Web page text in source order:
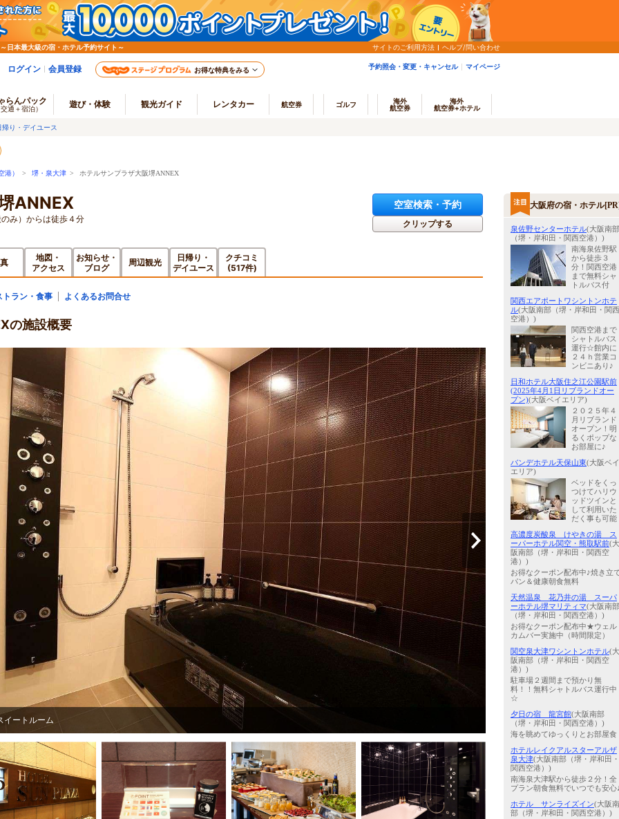
日本最大級の宿・ホテル予約サイト～ サイトのご利用方法 ヘルプ/問い合わせ
ログイン 会員登録 お得な特典をみる 予約照会・変更・キャンセル マイページ
らんパック
交通＋宿泊） 遊び・体験 観光ガイド レンタカー 航空券 ゴルフ
海外
航空券
海外
航空券+ホテル
帰り・デイユース
港） > 堺・泉大津 > ホテルサンプラザ大阪堺ANNEX
ANNEX
み）からは徒歩４分
空室検索・予約
クリップする
地図・
アクセス
お知らせ・
ブログ
周辺観光
日帰り・
デイユース
クチコミ
(517件)
トラン・食事 よくあるお問合せ
の施設概要
イートルーム ツインルーム
大阪府の宿・ホテル
泉佐野センターホテル(大阪南部
（堺・岸和田・関西空港）)
南海泉佐野駅
から徒歩３
分！関西空港
まで無料シャ
トルバス付
関西エアポートワシントンホテ
ル(大阪南部（堺・岸和田・関西
空港）)
関西空港まで
シャトルバス
運行☆館内に
２４ｈ営業コ
ンビニあり♪
日和ホテル大阪住之江公園駅前
(2025年4月1日リブランドオー
プン)(大阪ベイエリア)
２０２５年４
月リブランド
オープン！明
るくポップな
お部屋に♪
バンデホテル天保山東(大阪ベイ
エリア)
ベッドをくっ
つけてハリウ
ッドツインと
して利用いた
だく事も可能
高濃度炭酸泉 けやきの湯 ス
ーパーホテル関空・熊取駅前(大
阪南部（堺・岸和田・関西空
港）)
お得なクーポン配布中♪焼き立
パン＆健康朝食無料
天然温泉 花乃井の湯 スーパ
ーホテル堺マリティマ(大阪南部
（堺・岸和田・関西空港）)
お得なクーポン配布中★ウェル
カムバー実施中（時間限定）
関空泉大津ワシントンホテル(大
阪南部（堺・岸和田・関西空
港）)
駐車場２週間まで預かり無
料！！無料シャトルバス運行中
☆
夕日の宿 龍宮館(大阪南部
（堺・岸和田・関西空港）)
海を眺めてゆっくりとお部屋食
ホテルレイクアルスターアルザ
泉大津(大阪南部（堺・岸和田・
関西空港）)
南海泉大津駅から徒歩２分！全
プラン朝食無料でいつでも安心
ホテル サンライズイン(大阪南
部（堺・岸和田・関西空港）)